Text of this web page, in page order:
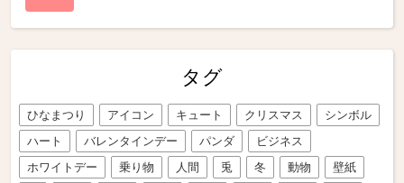
タグ
ひなまつり アイコン キュート クリスマス
シンボル
ハート
バレンタインデー パンダ
ビジネス
ホワイトデー
乗り物 人間 兎 冬 動物
壁紙